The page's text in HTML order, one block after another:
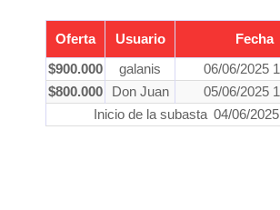
Oferta Usuario Fecha
$900.000 galanis
06/06/2025
$800.000 Don Juan
05/06/2025
Inicio de la subasta 04/06/